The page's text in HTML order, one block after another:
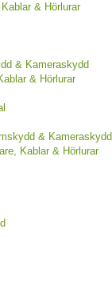
& Hörlurar
& Kameraskydd
& Hörlurar
& Kameraskydd
Kablar & Hörlurar